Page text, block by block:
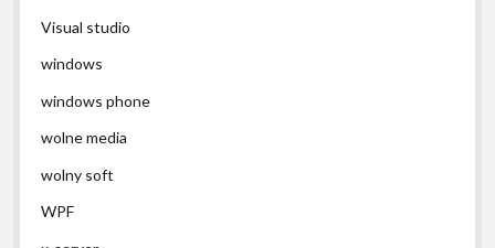
Visual studio
windows
windows phone
wolne media
wolny soft
WPF